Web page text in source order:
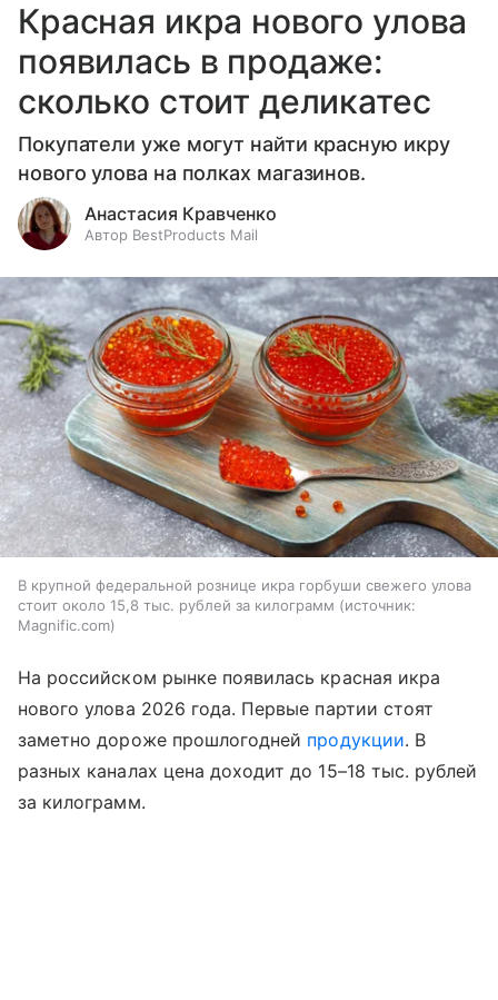
Красная икра нового улова
появилась в продаже:
сколько стоит деликатес
Покупатели уже могут найти красную икру
нового улова на полках магазинов.
Анастасия Кравченко
Автор BestProducts Mail
В крупной федеральной рознице икра горбуши свежего улова
стоит около 15,8 тыс. рублей за килограмм
источник:
Magnific.com
На российском рынке появилась красная икра
нового улова 2026 года. Первые партии стоят
заметно дороже прошлогодней продукции. В
разных каналах цена доходит до 15–18 тыс. рублей
за килограмм.